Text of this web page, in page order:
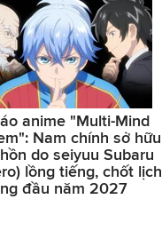
anime "Multi-Mind
Nam chính sở hữu
do seiyuu Subaru
lồng tiếng, chốt lịch
đầu năm 2027